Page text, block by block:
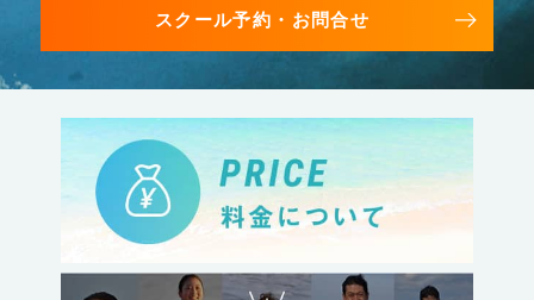
スクール予約・お問合せ